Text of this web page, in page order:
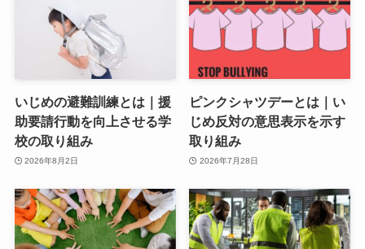
いじめの避難訓練とは｜援
助要請行動を向上させる学
校の取り組み
2026年8月2日
ピンクシャツデーとは｜い
じめ反対の意思表示を示す
取り組み
2026年7月28日